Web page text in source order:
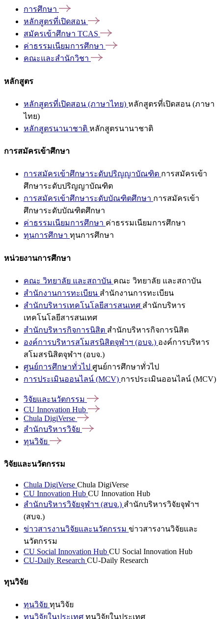
การศึกษา
หลักสูตรที่เปิดสอน
สมัครเข้าศึกษา TCAS
ค่าธรรมเนียมการศึกษา
คณะและสำนักวิชา
หลักสูตร
หลักสูตรที่เปิดสอน (ภาษาไทย) หลักสูตรที่เปิดสอน (ภาษา
ไทย)
หลักสูตรนานาชาติ หลักสูตรนานาชาติ
การสมัครเข้าศึกษา
การสมัครเข้าศึกษาระดับปริญญาบัณฑิต การสมัครเข้า
ศึกษาระดับปริญญาบัณฑิต
การสมัครเข้าศึกษาระดับบัณฑิตศึกษา การสมัครเข้า
ศึกษาระดับบัณฑิตศึกษา
ค่าธรรมเนียมการศึกษา ค่าธรรมเนียมการศึกษา
ทุนการศึกษา ทุนการศึกษา
หน่วยงานการศึกษา
คณะ วิทยาลัย และสถาบัน คณะ วิทยาลัย และสถาบัน
สำนักงานการทะเบียน สำนักงานการทะเบียน
สำนักบริหารเทคโนโลยีสารสนเทศ สำนักบริหาร
เทคโนโลยีสารสนเทศ
สำนักบริหารกิจการนิสิต สำนักบริหารกิจการนิสิต
องค์การบริหารสโมสรนิสิตจุฬาฯ (อบจ.) องค์การบริหาร
สโมสรนิสิตจุฬาฯ (อบจ.)
ศูนย์การศึกษาทั่วไป ศูนย์การศึกษาทั่วไป
การประเมินออนไลน์ (MCV) การประเมินออนไลน์ (MCV)
วิจัยและนวัตกรรม
CU Innovation Hub
Chula DigiVerse
สำนักบริหารวิจัย
ทุนวิจัย
วิจัยและนวัตกรรม
Chula DigiVerse Chula DigiVerse
CU Innovation Hub CU Innovation Hub
สำนักบริหารวิจัยจุฬาฯ (สบจ.) สำนักบริหารวิจัยจุฬาฯ
(สบจ.)
ข่าวสารงานวิจัยและนวัตกรรม ข่าวสารงานวิจัยและ
นวัตกรรม
CU Social Innovation Hub CU Social Innovation Hub
CU-Daily Research CU-Daily Research
ทุนวิจัย
ทุนวิจัย ทุนวิจัย
ทุนวิจัยในประเทศ ทุนวิจัยในประเทศ